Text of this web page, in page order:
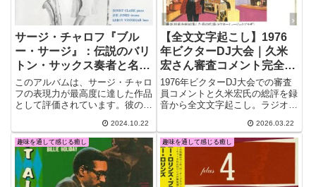
サージ・チャロフ『ブル
ー・サージ』：伝説のバリ
トン・サックス奏者と名手
たちによる1956年ジャズ
名盤
このアルバムは、サージ・チャロ
フの表現力が最高度に達した作品
として評価されています。彼の演
細で抒情的。特に、チャロフ特有
のビブラートが美しく、低音から
高音にかけて滑らかに吹き上げる
技術は圧巻です。
2024.10.22
【全文文字起こし】1976
年ビクターDJ大会｜久米
宏さん審査コメント完全版
と昭和ラジオ文化の記録
1976年ビクターDJ大会での審査
員コメントと久米宏氏の総評を録
音から全文文字起こし。ラジオ表
力」を具体的に知ることができる
貴重な記録。
2026.03.22
趣味を通して感じる癒し 趣味を通して感じる癒し